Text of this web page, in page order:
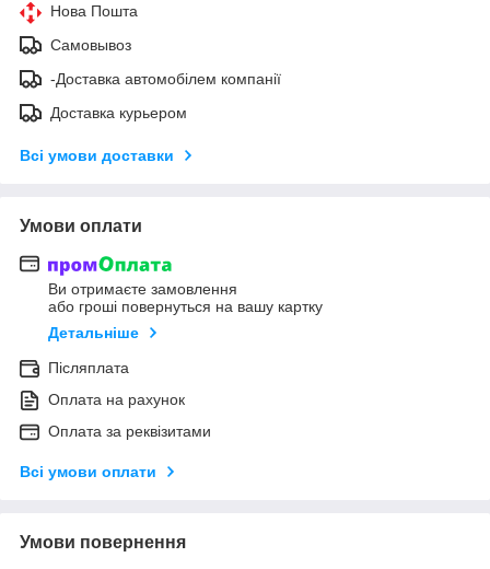
Нова Пошта
Самовывоз
-Доставка автомобілем компанії
Доставка курьером
Всі умови доставки
Умови оплати
Ви отримаєте замовлення
або гроші повернуться на вашу картку
Детальніше
Післяплата
Оплата на рахунок
Оплата за реквізитами
Всі умови оплати
Умови повернення